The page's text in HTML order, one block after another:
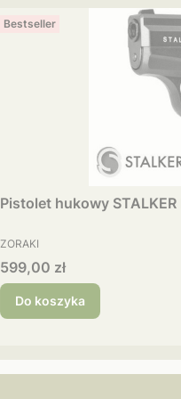
Bestseller
Pistolet hukowy
PRODUCENT
ZORAKI
Cena
599,00 zł
Do koszyka